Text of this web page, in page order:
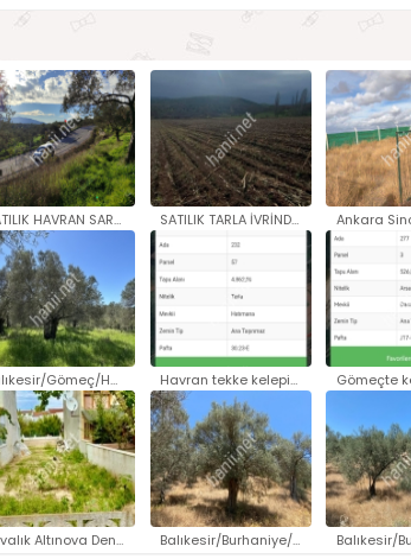
SATILIK HAVRAN SARNIÇ TA 7.855.. SATILIK TARLA İVRİNDİ KURTULUŞ..
Balıkesir/Gömeç/HacıHüseyinler.. Havran tekke kelepir satılık t..
Ayvalık Altınova Denize yakın .. Balıkesir/Burhaniye/Sübeylider..